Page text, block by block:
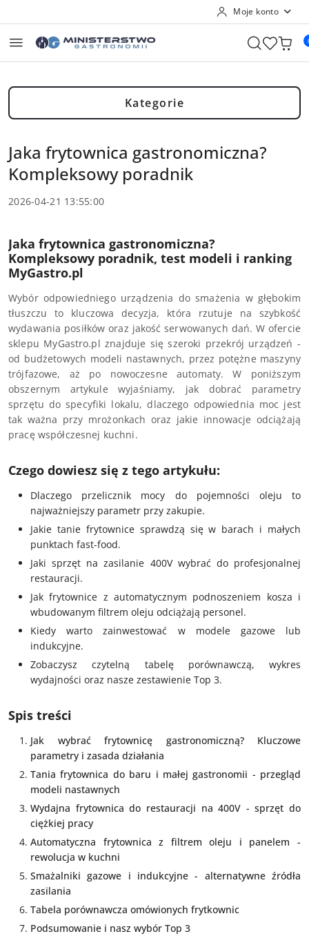
Moje konto
Kategorie
Jaka frytownica gastronomiczna?
Kompleksowy poradnik
2026-04-21 13:55:00
Jaka frytownica gastronomiczna?
Kompleksowy poradnik, test modeli i ranking
MyGastro.pl
Wybór odpowiedniego urządzenia do smażenia w głębokim
tłuszczu to kluczowa decyzja, która rzutuje na szybkość
wydawania posiłków oraz jakość serwowanych dań. W ofercie
sklepu MyGastro.pl znajduje się szeroki przekrój urządzeń -
od budżetowych modeli nastawnych, przez potężne maszyny
trójfazowe, aż po nowoczesne automaty. W poniższym
obszernym artykule wyjaśniamy, jak dobrać parametry
sprzętu do specyfiki lokalu, dlaczego odpowiednia moc jest
tak ważna przy mrożonkach oraz jakie innowacje odciążają
pracę współczesnej kuchni.
Czego dowiesz się z tego artykułu:
Dlaczego przelicznik mocy do pojemności oleju to
najważniejszy parametr przy zakupie.
Jakie tanie frytownice sprawdzą się w barach i małych
punktach fast-food.
Jaki sprzęt na zasilanie 400V wybrać do profesjonalnej
restauracji.
Jak frytownice z automatycznym podnoszeniem kosza i
wbudowanym filtrem oleju odciążają personel.
Kiedy warto zainwestować w modele gazowe lub
indukcyjne.
Zobaczysz czytelną tabelę porównawczą, wykres
wydajności oraz nasze zestawienie Top 3.
Spis treści
Jak wybrać frytownicę gastronomiczną? Kluczowe
parametry i zasada działania
Tania frytownica do baru i małej gastronomii - przegląd
modeli nastawnych
Wydajna frytownica do restauracji na 400V - sprzęt do
ciężkiej pracy
Automatyczna frytownica z filtrem oleju i panelem -
rewolucja w kuchni
Smażalniki gazowe i indukcyjne - alternatywne źródła
zasilania
Tabela porównawcza omówionych frytkownic
Podsumowanie i nasz wybór Top 3